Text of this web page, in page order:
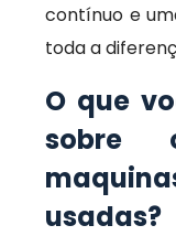
contínuo e
toda a
O que
sobre
usadas?